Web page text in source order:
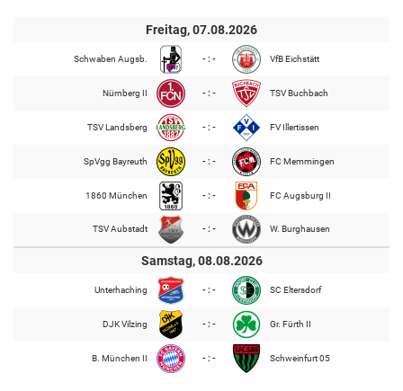
Freitag, 07.08.2026
Schwaben Augsb. - : - VfB Eichstätt
Nürnberg II - : - TSV Buchbach
TSV Landsberg - : - FV Illertissen
SpVgg Bayreuth - : - FC Memmingen
1860 München - : - FC Augsburg II
TSV Aubstadt - : - W. Burghausen
Samstag, 08.08.2026
Unterhaching - : - SC Eltersdorf
DJK Vilzing - : - Gr. Fürth II
B. München II - : - Schweinfurt 05